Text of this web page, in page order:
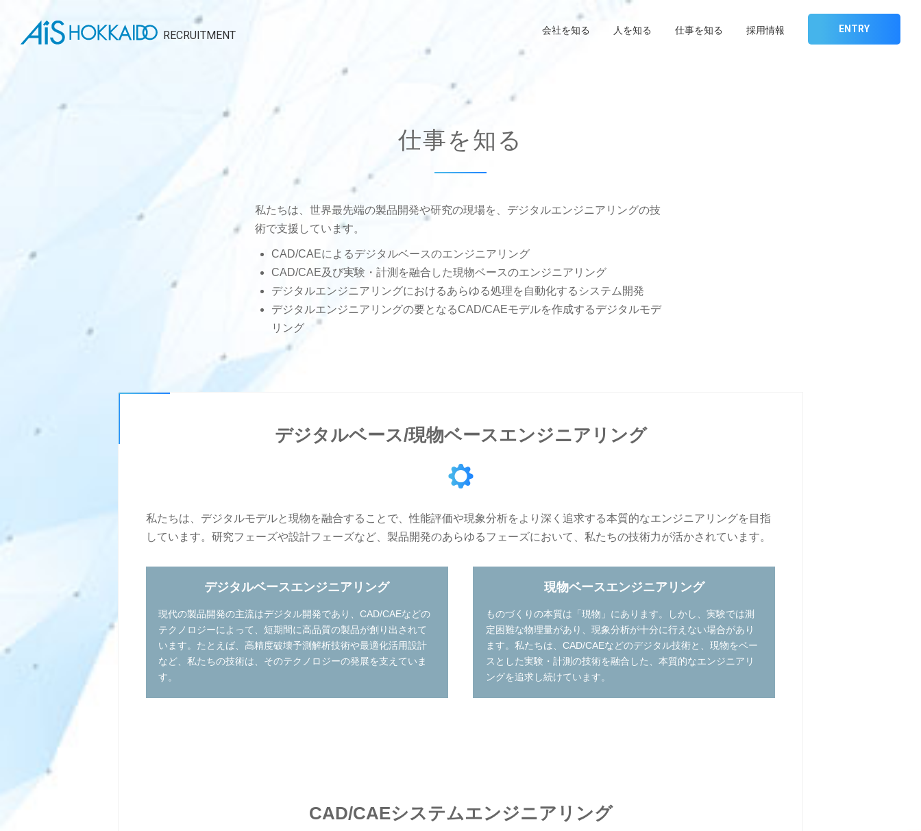
RECRUITMENT 会社を知る 人を知る 仕事を知る 採用情報 ENTRY
仕事を知る
私たちは、世界最先端の製品開発や研究の現場を、デジタルエンジニアリングの技
術で支援しています。
CAD/CAEによるデジタルベースのエンジニアリング
CAD/CAE及び実験・計測を融合した現物ベースのエンジニアリング
デジタルエンジニアリングにおけるあらゆる処理を自動化するシステム開発
デジタルエンジニアリングの要となるCAD/CAEモデルを作成するデジタルモデ
リング
デジタルベース/現物ベースエンジニアリング
私たちは、デジタルモデルと現物を融合することで、性能評価や現象分析をより深く追求する本質的なエンジニアリングを目指
しています。研究フェーズや設計フェーズなど、製品開発のあらゆるフェーズにおいて、私たちの技術力が活かされています。
デジタルベースエンジニアリング
現代の製品開発の主流はデジタル開発であり、CAD/CAEなどの
テクノロジーによって、短期間に高品質の製品が創り出されて
います。たとえば、高精度破壊予測解析技術や最適化活用設計
など、私たちの技術は、そのテクノロジーの発展を支えていま
す。
現物ベースエンジニアリング
ものづくりの本質は「現物」にあります。しかし、実験では測
定困難な物理量があり、現象分析が十分に行えない場合があり
ます。私たちは、CAD/CAEなどのデジタル技術と、現物をベー
スとした実験・計測の技術を融合した、本質的なエンジニアリ
ングを追求し続けています。
CAD/CAEシステムエンジニアリング